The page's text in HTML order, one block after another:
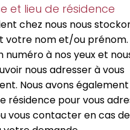
et lieu de résidence
chez nous nous
votre nom et/ou prénom.
numéro à nos yeux et
nous adresser à vous
Nous avons
résidence pour vous
vous contacter en cas de